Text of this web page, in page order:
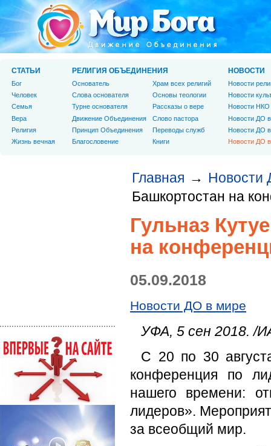
Главная → Новости
Башкортостан на
Гульназ
на
05.09.2018
Новости ДО в мире
УФА, 5 сен 2018. /
С 20 по 30
конференция по
нашего времени:
лидеров».
за всеобщий мир.
СТАТЬИ
Бог
Человек
Cемья
Вера
Религия
Жизнь вечная
РЕЛИГИЯ ОБЪЕДИНЕНИЯ
Основатель
Слова основателя
Турне основателя
Движение Объединения
Принцип Объединения
Благословение
Храм всех религий
Основы теологии
Рассказы о вере
Слово пастора
Переводы служб
Книги
НОВОСТИ
Новости
Новости
Новости НКО
Новости ДО
Новости ДО
Новости ДО